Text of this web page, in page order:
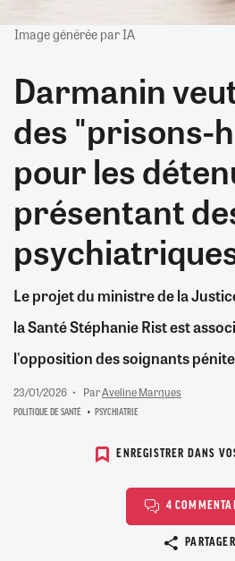
Image générée par IA
Darmanin
des "prisons-
pour les
présentant
Le projet du ministre de la
la Santé Stéphanie Rist est
l'opposition des soignants
23/01/2026 ParAveline Marques
POLITIQUE DE SANTÉ PSYCHIATRIE
ENREGISTRER DANS
4
PARTAGER